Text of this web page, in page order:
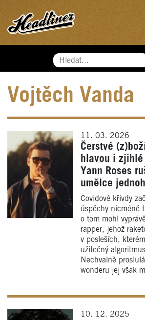
Hledat...
Vojtěch Vanda
11. 03. 2026
Čerstvé
hlavou i zjihlé
Yann Roses
umělce
Covidové křivdy
úspěchy nicméně
o tom mohl
rapper, jehož
v posleších,
užitečný
Nechvalně
wonderu jej však
10. 12. 2025